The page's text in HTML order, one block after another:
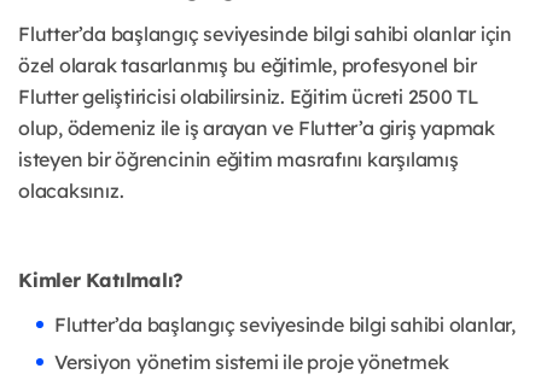
Flutter’da başlangıç seviyesinde bilgi sahibi olanlar için
özel olarak tasarlanmış bu eğitimle, profesyonel bir
Flutter geliştiricisi olabilirsiniz. Eğitim ücreti 2500 TL
olup, ödemeniz ile iş arayan ve Flutter’a giriş yapmak
isteyen bir öğrencinin eğitim masrafını karşılamış
olacaksınız.
Kimler Katılmalı?
Flutter’da başlangıç seviyesinde bilgi sahibi olanlar,
Versiyon yönetim sistemi ile proje yönetmek